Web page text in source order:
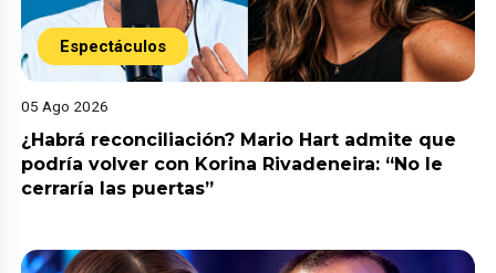
Espectáculos
05 Ago 2026
¿Habrá reconciliación? Mario Hart admite que
podría volver con Korina Rivadeneira: “No le
cerraría las puertas”